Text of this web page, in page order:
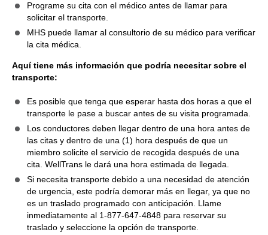
Programe su cita con el médico antes de llamar para
solicitar el transporte.
MHS puede llamar al consultorio de su médico para verificar
la cita médica.
Aquí tiene más información que podría necesitar sobre el
transporte:
Es posible que tenga que esperar hasta dos horas a que el
transporte le pase a buscar antes de su visita programada.
Los conductores deben llegar dentro de una hora antes de
las citas y dentro de una (1) hora después de que un
miembro solicite el servicio de recogida después de una
cita. WellTrans le dará una hora estimada de llegada.
Si necesita transporte debido a una necesidad de atención
de urgencia, este podría demorar más en llegar, ya que no
es un traslado programado con anticipación. Llame
inmediatamente al 1-877-647-4848 para reservar su
traslado y seleccione la opción de transporte.